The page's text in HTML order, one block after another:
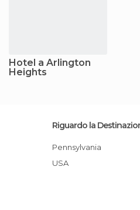
Hotel a Arlington
Heights
Riguardo la
Pennsylvania
USA